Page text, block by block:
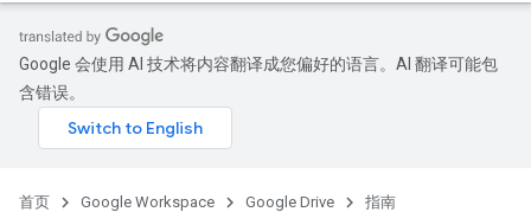
Google 会使用 AI 技术将内容翻译成您偏好的语言。AI 翻译可能包
含错误。
首页 Google Workspace Google Drive 指南